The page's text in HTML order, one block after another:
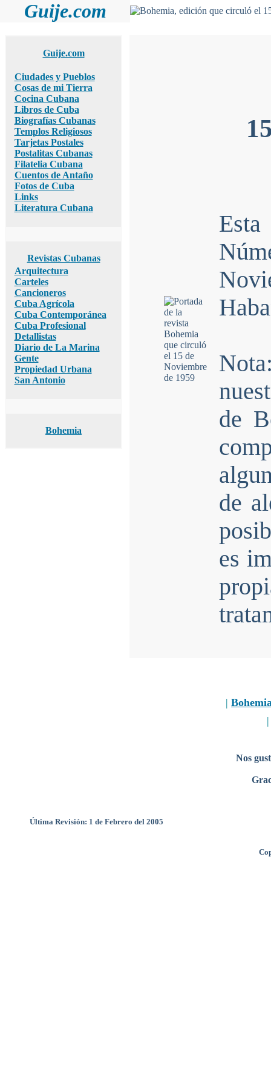
Guije.com
Guije.com
Ciudades y Pueblos
Cosas de mi Tierra
Cocina Cubana
Libros de Cuba
Biografías Cubanas
Templos Religiosos
Tarjetas Postales
Postalitas Cubanas
Filatelia Cubana
Cuentos de Antaño
Fotos de Cuba
Links
Literatura Cubana
Revistas Cubanas
Arquitectura
Carteles
Cancioneros
Cuba Agrícola
Cuba Contemporánea
Cuba Profesional
Detallistas
Diario de La Marina
Gente
Propiedad Urbana
San Antonio
Bohemia
de
de
es
|
Nos
Última Revisión: 1 de Febrero del 2005